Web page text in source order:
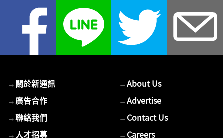
→關於新通訊
→廣告合作
→聯絡我們
→人才招募
→About Us
→Advertise
→Contact Us
→Careers